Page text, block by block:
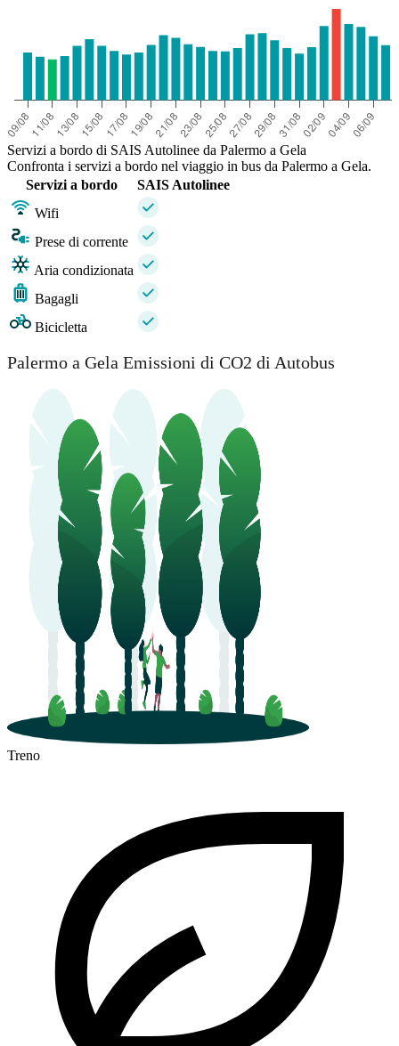
Servizi a bordo di SAIS Autolinee da Palermo a Gela
Confronta i servizi a bordo nel viaggio in bus da Palermo a Gela.
Servizi a bordo
SAIS Autolinee
Wifi
Prese di corrente
Aria condizionata
Bagagli
Bicicletta
Palermo a Gela Emissioni di CO2 di Autobus
Treno